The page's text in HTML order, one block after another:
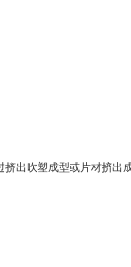
出吹塑成型或片材挤出